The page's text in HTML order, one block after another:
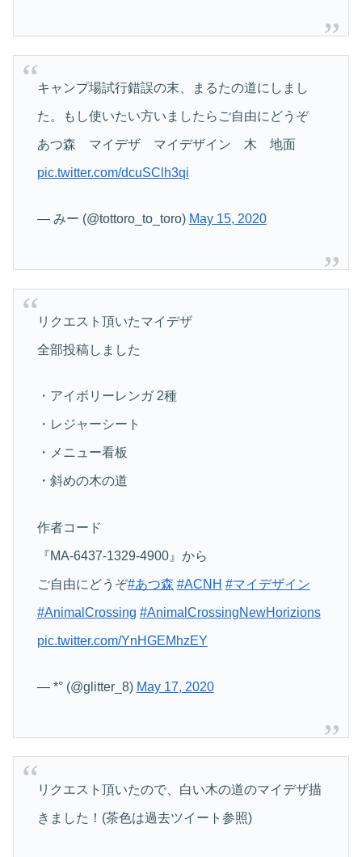
キャンプ場試行錯誤の末、まるたの道にしまし
た。もし使いたい方いましたらご自由にどうぞ
あつ森 マイデザ マイデザイン 木 地面
pic.twitter.com/dcuSClh3qi
— みー (@tottoro_to_toro) May 15, 2020
リクエスト頂いたマイデザ
全部投稿しました
・アイボリーレンガ 2種
・レジャーシート
・メニュー看板
・斜めの木の道
作者コード
『MA-6437-1329-4900』から
ご自由にどうぞ#あつ森 #ACNH #マイデザイン
#AnimalCrossing #AnimalCrossingNewHorizions
pic.twitter.com/YnHGEMhzEY
— *° (@glitter_8) May 17, 2020
リクエスト頂いたので、白い木の道のマイデザ描
きました！(茶色は過去ツイート参照)